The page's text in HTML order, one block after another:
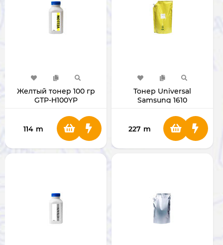
Желтый тонер 100 гр
GTP-H100YP
114 m
Тонер Universal
Samsung 1610
227 m